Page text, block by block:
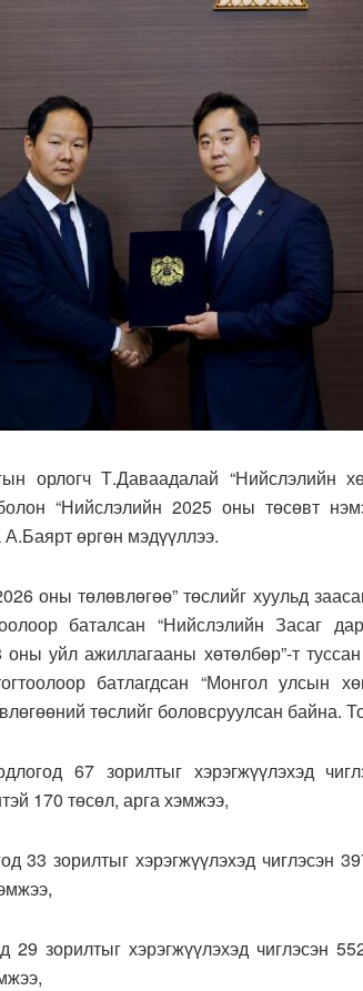
орлогч Т.Даваадалай “Нийслэлийн
“Нийслэлийн 2025 оны төсөвт
өргөн мэдүүллээ.
оны төлөвлөгөө” төслийг хуульд
баталсан “Нийслэлийн Засаг
уйл ажиллагааны хөтөлбөр”-т
батлагдсан “Монгол улсын
төслийг боловсруулсан байна.
67 зорилтыг хэрэгжүүлэхэд
170 төсөл, арга хэмжээ,
33 зорилтыг хэрэгжүүлэхэд чиглэсэн
29 зорилтыг хэрэгжүүлэхэд чиглэсэн